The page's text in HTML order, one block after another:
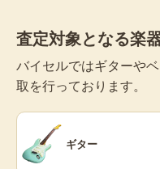
査定対象となる楽
バイセルではギターや
取を行っております。
ギター